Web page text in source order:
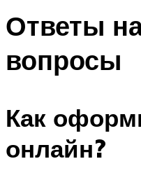
Ответы
вопросы
Как
онлайн?